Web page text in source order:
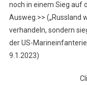
noch in einem Sieg auf
Ausweg.>> („Russland
verhandeln, sondern
der US-
9.1.2023)